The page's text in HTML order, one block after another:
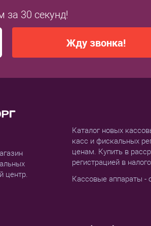
за 30 секунд!
Жду звонка!
центр.
Каталог новых
касс и фискальных
ценам. Купить в
регистрацией в
Кассовые аппараты -